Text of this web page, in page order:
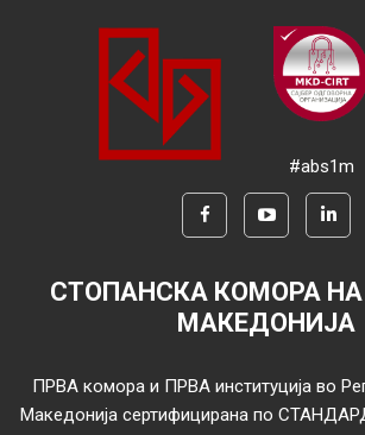
#abs1m
СТОПАНСКА КОМОРА НА
МАКЕДОНИЈА
ПРВА комора и ПРВА институција во
Македонија сертифицирана по